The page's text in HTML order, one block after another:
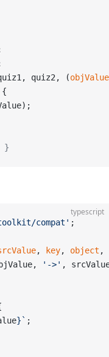
quiz2, (objValue
{
}
typescript
compat' ;
, key, object ,
'->' ,
}` ;